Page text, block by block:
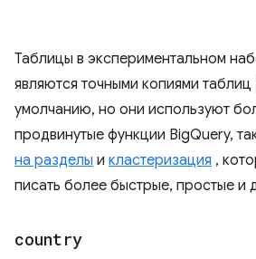
Таблицы в экспериментальном
являются точными копиями таблиц
умолчанию, но они используют
продвинутые функции BigQuery,
на разделы и кластеризация ,
писать более быстрые, простые и
country